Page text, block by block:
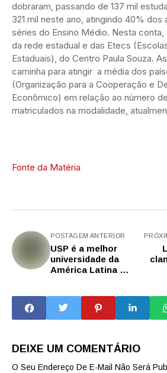
dobraram, passando de 137 mil
321 mil neste ano, atingindo 40% dos
séries do Ensino Médio. Nesta
da rede estadual e das Etecs
Estaduais), do Centro Paula Souza.
caminha para atingir a média dos
(Organização para a Cooperação e
Econômico) em relação ao número
matriculados na modalidade,
Fonte da Matéria
POSTAGEM ANTERIOR
USP é a melhor
universidade da
América Latina e
mundo em ranking
internacional
DEIXE UM COMENTÁRIO
O Seu Endereço De E-Mail Não Será